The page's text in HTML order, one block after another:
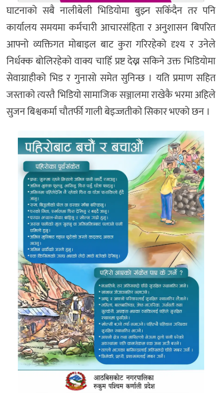
घाटनाको सबै नालीबेली भिडियोमा बुझ्न सकिँदैन तर पनि
कार्यालय समयमा कर्मचारी आचारसंहिता र अनुशासन बिपरित
आफ्नो व्यक्तिगत मोबाइल बाट कुरा गरिरहेको दृश्य र उनेले
निर्धक्क बोलिरहेको वाक्य चाहिँ प्रष्ट देख्न सकिने उक्त भिडियोमा
सेवाग्राहीको भिड र गुनासो समेत सुनिन्छ । यति प्रमाण सहित
जस्ताको त्यस्तै भिडियो सामाजिक सञ्जालमा राखेकै भरमा अहिले
सुजन बिश्वकर्मा चौतर्फी गाली बेइज्जतीको सिकार भएको छन ।